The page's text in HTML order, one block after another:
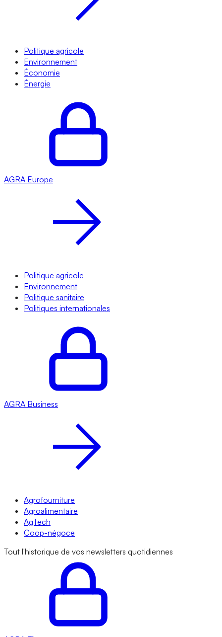
Politique agricole
Environnement
Économie
Énergie
AGRA Europe
Politique agricole
Environnement
Politique sanitaire
Politiques internationales
AGRA Business
Agrofourniture
Agroalimentaire
AgTech
Coop-négoce
Tout l'historique de vos newsletters quotidiennes